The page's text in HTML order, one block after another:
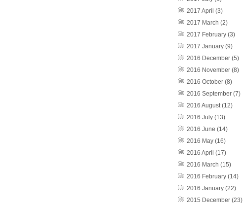
2017 April (3)
2017 March (2)
2017 February (3)
2017 January (9)
2016 December (5)
2016 November (8)
2016 October (8)
2016 September (7)
2016 August(12)
2016 July (13)
2016 June (14)
2016 May (16)
2016 April (17)
2016 March (15)
2016 February (14)
2016 January (22)
2015 December (23)